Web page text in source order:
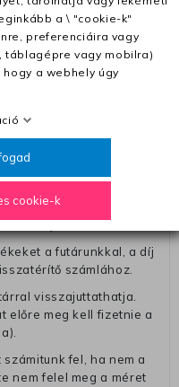
Ft szállítási díjat
a futárt, hogy vegye át
vagy más futárral is
csomagot, melyne
könnyebb
hogy erre a jegyre írja
nevét.
a futárunkkal, a díj
számlához.
visszajuttathatja.
előre meg kell fizetnie a
fel, ha nem a
nem felel meg a méret
a \ "cookie-k"
preferenciáira vagy
vagy mobilra)
a webhely úgy
cookie-k